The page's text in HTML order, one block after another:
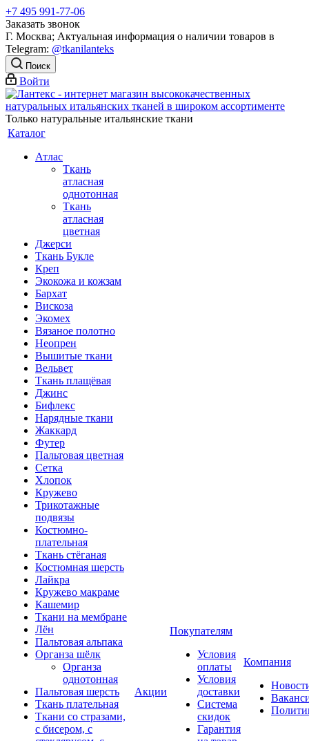
+7 495 991-77-06
Заказать звонок
Г. Москва; Актуальная информация о наличии товаров в
Telegram: @tkanilanteks
Поиск
Войти
Только натуральные итальянские ткани
Каталог
Атлас
Ткань
атласная
однотонная
Ткань
атласная
цветная
Джерси
Ткань Букле
Креп
Экокожа и кожзам
Бархат
Вискоза
Экомех
Вязаное полотно
Неопрен
Вышитые ткани
Вельвет
Ткань плащёвая
Джинс
Бифлекс
Нарядные ткани
Жаккард
Футер
Пальтовая цветная
Сетка
Хлопок
Кружево
Трикотажные
подвязы
Костюмно-
плательная
Ткань стёганая
Костюмная шерсть
Лайкра
Кружево макраме
Кашемир
Ткани на мембране
Лён
Пальтовая альпака
Органза шёлк
Органза
однотонная
Пальтовая шерсть
Ткань плательная
Ткани со стразами,
с бисером, с
Акции
Покупателям
Условия
оплаты
Условия
доставки
Система
скидок
Гарантия
Компания